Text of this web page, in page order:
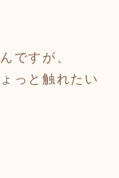
ですが、
っと触れたい